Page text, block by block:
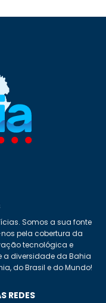
Somos a sua fonte
pela cobertura da
tecnológica e
a diversidade da Bahia
do Brasil e do Mundo!
REDES